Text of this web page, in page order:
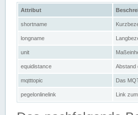
Attribut
shortname
longname
unit
equidistance Abstand
mqtttopic Das
pegelonlinelink Link